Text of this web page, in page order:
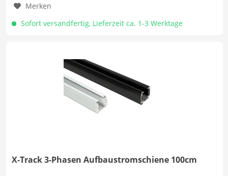
Merken
Sofort versandfertig, Lieferzeit ca. 1-3 Werktage
X-Track 3-Phasen Aufbaustromschiene 100cm